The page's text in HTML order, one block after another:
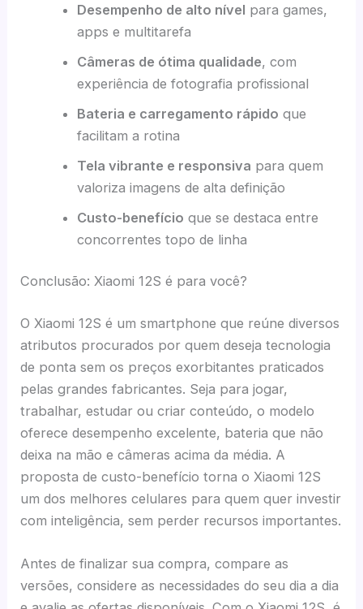
Desempenho de alto nível para games,
apps e multitarefa
Câmeras de ótima qualidade, com
experiência de fotografia profissional
Bateria e carregamento rápido que
facilitam a rotina
Tela vibrante e responsiva para quem
valoriza imagens de alta definição
Custo-benefício que se destaca entre
concorrentes topo de linha
Conclusão: Xiaomi 12S é para você?
O Xiaomi 12S é um smartphone que reúne diversos
atributos procurados por quem deseja tecnologia
de ponta sem os preços exorbitantes praticados
pelas grandes fabricantes. Seja para jogar,
trabalhar, estudar ou criar conteúdo, o modelo
oferece desempenho excelente, bateria que não
deixa na mão e câmeras acima da média. A
proposta de custo-benefício torna o Xiaomi 12S
um dos melhores celulares para quem quer investir
com inteligência, sem perder recursos importantes.
Antes de finalizar sua compra, compare as
versões, considere as necessidades do seu dia a dia